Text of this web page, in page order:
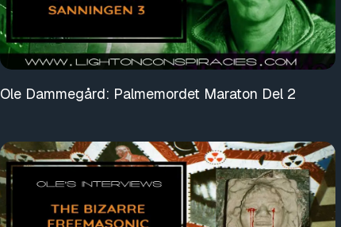
Ole Dammegård: Palmemordet Maraton Del 2